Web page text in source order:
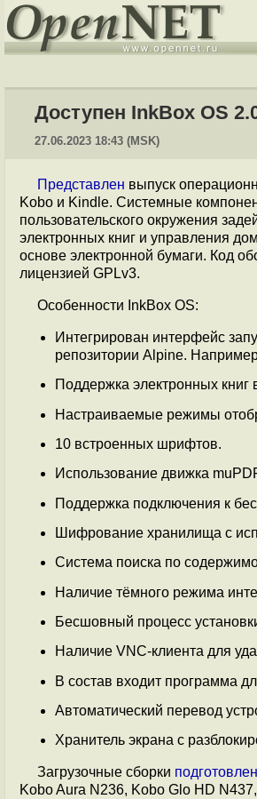
Доступен InkBox OS
27.06.2023 18:43 (MSK)
Представлен выпуск
Kobo и Kindle. Системные
пользовательского окружения
электронных книг и управления
основе электронной бумаги. Код
лицензией GPLv3.
Особенности InkBox OS:
Интегрирован интерфейс
репозитории Alpine.
Поддержка электронных
Настраиваемые режимы
10 встроенных шрифтов.
Использование движка
Поддержка подключения к
Шифрование хранилища с
Система поиска по
Наличие тёмного режима
Бесшовный процесс
Наличие VNC-клиента для
В состав входит программа
Автоматический перевод
Хранитель экрана с
Загрузочные сборки
Kobo Aura N236, Kobo Glo HD